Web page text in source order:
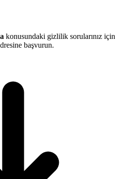
konusundaki gizlilik sorularınız için
başvurun.